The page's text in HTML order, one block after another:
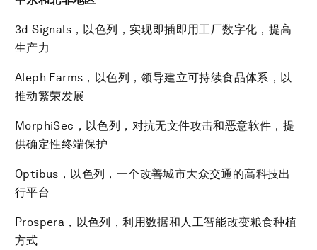
3d Signals，以色列，实现即插即用工厂数字化，提高
生产力
Aleph Farms，以色列，领导建立可持续食品体系，以
推动繁荣发展
MorphiSec，以色列，对抗无文件攻击和恶意软件，提
供确定性终端保护
Optibus，以色列，一个改善城市大众交通的高科技出
行平台
Prospera，以色列，利用数据和人工智能改变粮食种植
方式